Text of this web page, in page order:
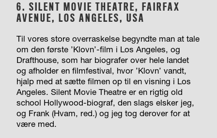
6. SILENT MOVIE THEATRE, FAIRFAX
AVENUE, LOS ANGELES, USA
Til vores store overraskelse begyndte man at tale
om den første ’Klovn’-film i Los Angeles, og
Drafthouse, som har biografer over hele landet
og afholder en filmfestival, hvor ’Klovn’ vandt,
hjalp med at sætte filmen op til en visning i Los
Angeles. Silent Movie Theatre er en rigtig old
school Hollywood-biograf, den slags elsker jeg,
og Frank (Hvam, red.) og jeg tog derover for at
være med.